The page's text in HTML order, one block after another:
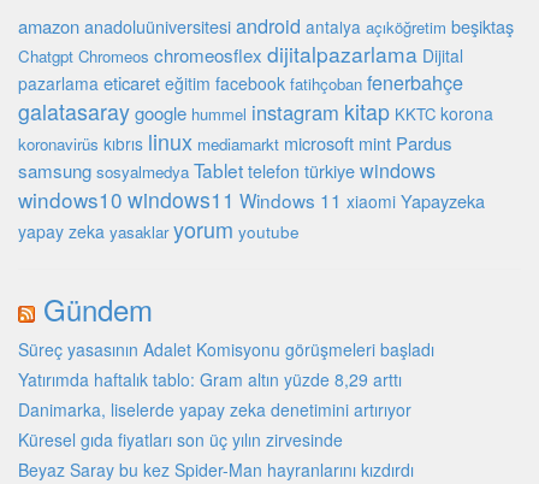
amazon anadoluüniversitesi android antalya açıköğretim beşiktaş
Chatgpt Chromeos chromeosflex dijitalpazarlama Dijital
pazarlama eticaret eğitim facebook fatihçoban fenerbahçe
galatasaraygoogle hummel instagram kitap KKTC korona
koronavirüs kıbrıs linux mediamarkt microsoft mint Pardus
samsung sosyalmedya Tablet telefon türkiyewindows
windows10 windows11 Windows 11 xiaomi Yapayzeka
yapay zeka yasaklar yorum youtube
Gündem
Süreç yasasının Adalet Komisyonu görüşmeleri başladı
Yatırımda haftalık tablo: Gram altın yüzde 8,29 arttı
Danimarka, liselerde yapay zeka denetimini artırıyor
Küresel gıda fiyatları son üç yılın zirvesinde
Beyaz Saray bu kez Spider-Man hayranlarını kızdırdı